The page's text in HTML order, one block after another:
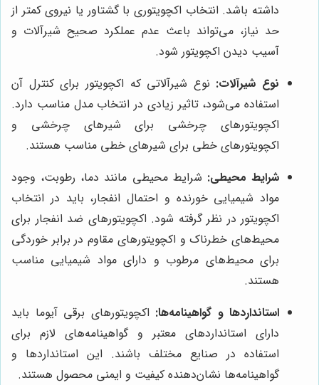
داشته باشد. انتخاب اکچویتوری با گشتاور یا نیروی کمتر از
حد نیاز، می‌تواند باعث عدم عملکرد صحیح شیرآلات و
آسیب دیدن اکچویتور شود.
نوع شیرآلات: نوع شیرآلاتی که اکچویتور برای کنترل آن
استفاده می‌شود، تاثیر زیادی در انتخاب مدل مناسب دارد.
اکچویتورهای چرخشی برای شیرهای چرخشی و
اکچویتورهای خطی برای شیرهای خطی مناسب هستند.
شرایط محیطی: شرایط محیطی مانند دما، رطوبت، وجود
مواد شیمیایی خورنده و احتمال انفجار، باید در انتخاب
اکچویتور در نظر گرفته شود. اکچویتورهای ضد انفجار برای
محیط‌های خطرناک و اکچویتورهای مقاوم در برابر خوردگی
برای محیط‌های مرطوب و دارای مواد شیمیایی مناسب
هستند.
استانداردها و گواهینامه‌ها: اکچویتورهای برقی آیوما باید
دارای استانداردهای معتبر و گواهینامه‌های لازم برای
استفاده در صنایع مختلف باشند. این استانداردها و
گواهینامه‌ها نشان‌دهنده کیفیت و ایمنی محصول هستند.